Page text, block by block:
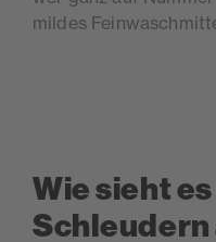
mildes
Wie sieht
Schleudern